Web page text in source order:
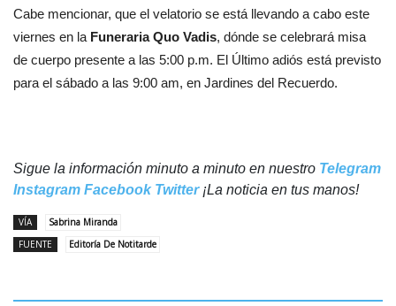
Cabe mencionar, que el velatorio se está llevando a cabo este
viernes en la Funeraria Quo Vadis, dónde se celebrará misa
de cuerpo presente a las 5:00 p.m. El Último adiós está previsto
para el sábado a las 9:00 am, en Jardines del Recuerdo.
Sigue la información minuto a minuto en nuestro Telegram
Instagram Facebook Twitter¡La noticia en tus manos!
VÍA
Sabrina Miranda
FUENTE
Editoría De Notitarde